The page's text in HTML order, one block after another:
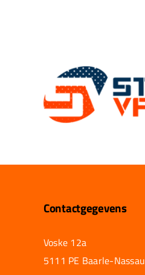
Contactgegevens
Voske 12a
5111 PE Baarle-Nassau